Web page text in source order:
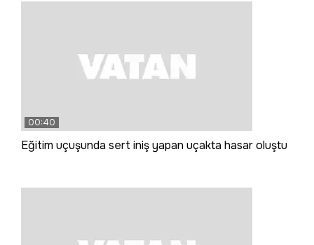
00:40
Eğitim uçuşunda sert iniş yapan uçakta hasar oluştu